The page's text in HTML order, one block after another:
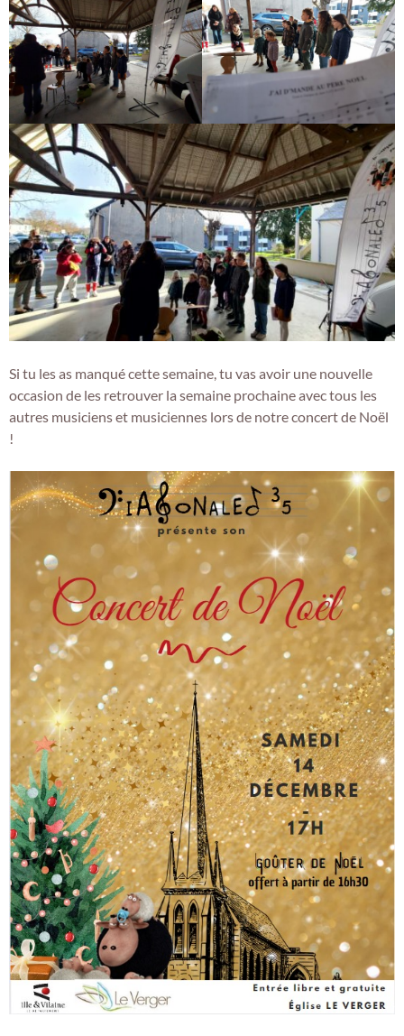
Si tu les as manqué cette semaine, tu vas avoir une nouvelle
occasion de les retrouver la semaine prochaine avec tous les
autres musiciens et musiciennes lors de notre concert de Noël
!